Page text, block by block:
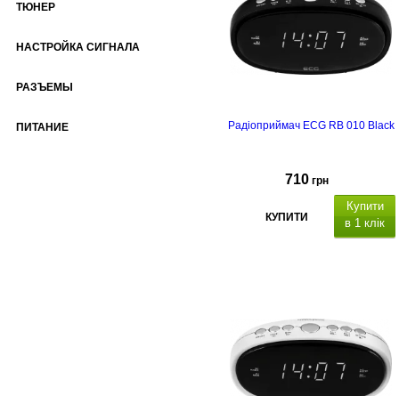
ТЮНЕР
НАСТРОЙКА СИГНАЛА
РАЗЪЕМЫ
ПИТАНИЕ Радіоприймач ECG RB 010 Black
710 грн
КУПИТИ
Купити
в 1 клік